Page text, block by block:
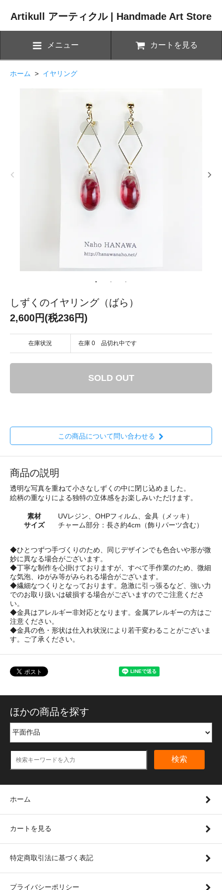
Artikull アーティクル | Handmade Art Store
メニュー カートを見る
ホーム > イヤリング
しずくのイヤリング（ばら）
2,600円(税236円)
在庫状況 在庫 0 品切れ中です
SOLD OUT
この商品について問い合わせる
商品の説明
透明な写真を重ねて小さなしずくの中に閉じ込めました。
絵柄の重なりによる独特の立体感をお楽しみいただけます。
素材
UVレジン、OHPフィルム、金具（メッキ）
サイズ
チャーム部分：長さ約4cm（飾りパーツ含む）
◆ひとつずつ手づくりのため、同じデザインでも色合いや形が微
妙に異なる場合がございます。
◆丁寧な制作を心掛けておりますが、すべて手作業のため、微細
な気泡、ゆがみ等がみられる場合がございます。
◆繊細なつくりとなっております。急激に引っ張るなど、強い力
でのお取り扱いは破損する場合がございますのでご注意くださ
い。
◆金具はアレルギー非対応となります。金属アレルギーの方はご
注意ください。
◆金具の色・形状は仕入れ状況により若干変わることがございま
す。ご了承ください。
ほかの商品を探す
検索
ホーム
カートを見る
特定商取引法に基づく表記
プライバシーポリシー